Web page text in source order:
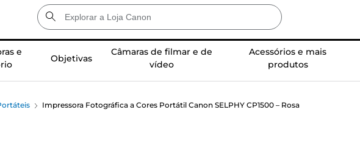
e
Objetivas
Câmaras de filmar e de
vídeo
Acessórios e mais
produtos
Impressora Fotográfica a Cores Portátil Canon SELPHY CP1500 – Rosa